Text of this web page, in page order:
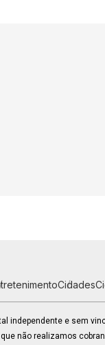
Cidades
independente e sem
não realizamos